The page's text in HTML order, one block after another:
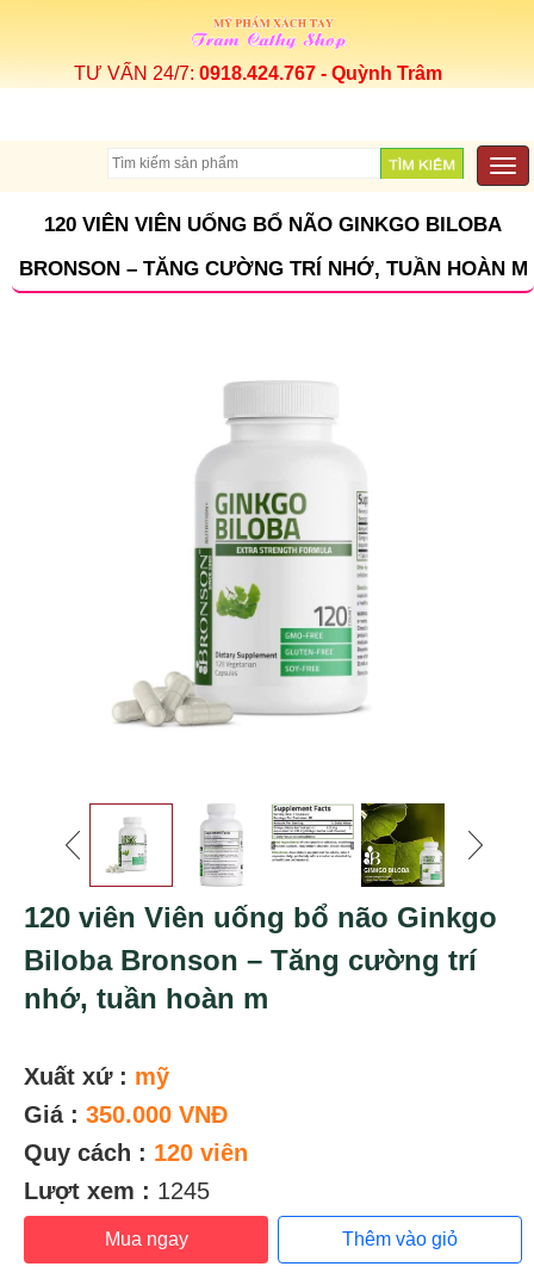
TƯ VẤN 24/7: 0918.424.767 - Quỳnh Trâm
120 VIÊN VIÊN UỐNG BỔ NÃO GINKGO BILOBA
BRONSON – TĂNG CƯỜNG TRÍ NHỚ, TUẦN HOÀN M
120 viên Viên uống bổ não Ginkgo
Biloba Bronson – Tăng cường trí
nhớ, tuần hoàn m
Xuất xứ : mỹ
Giá : 350.000 VNĐ
Quy cách : 120 viên
Lượt xem : 1245
Mua ngay Thêm vào giỏ